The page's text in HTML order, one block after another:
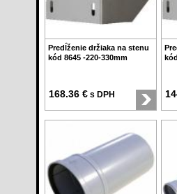
Predĺženie držiaka na stenu
kód 8645 -220-330mm
168.36 € s DPH